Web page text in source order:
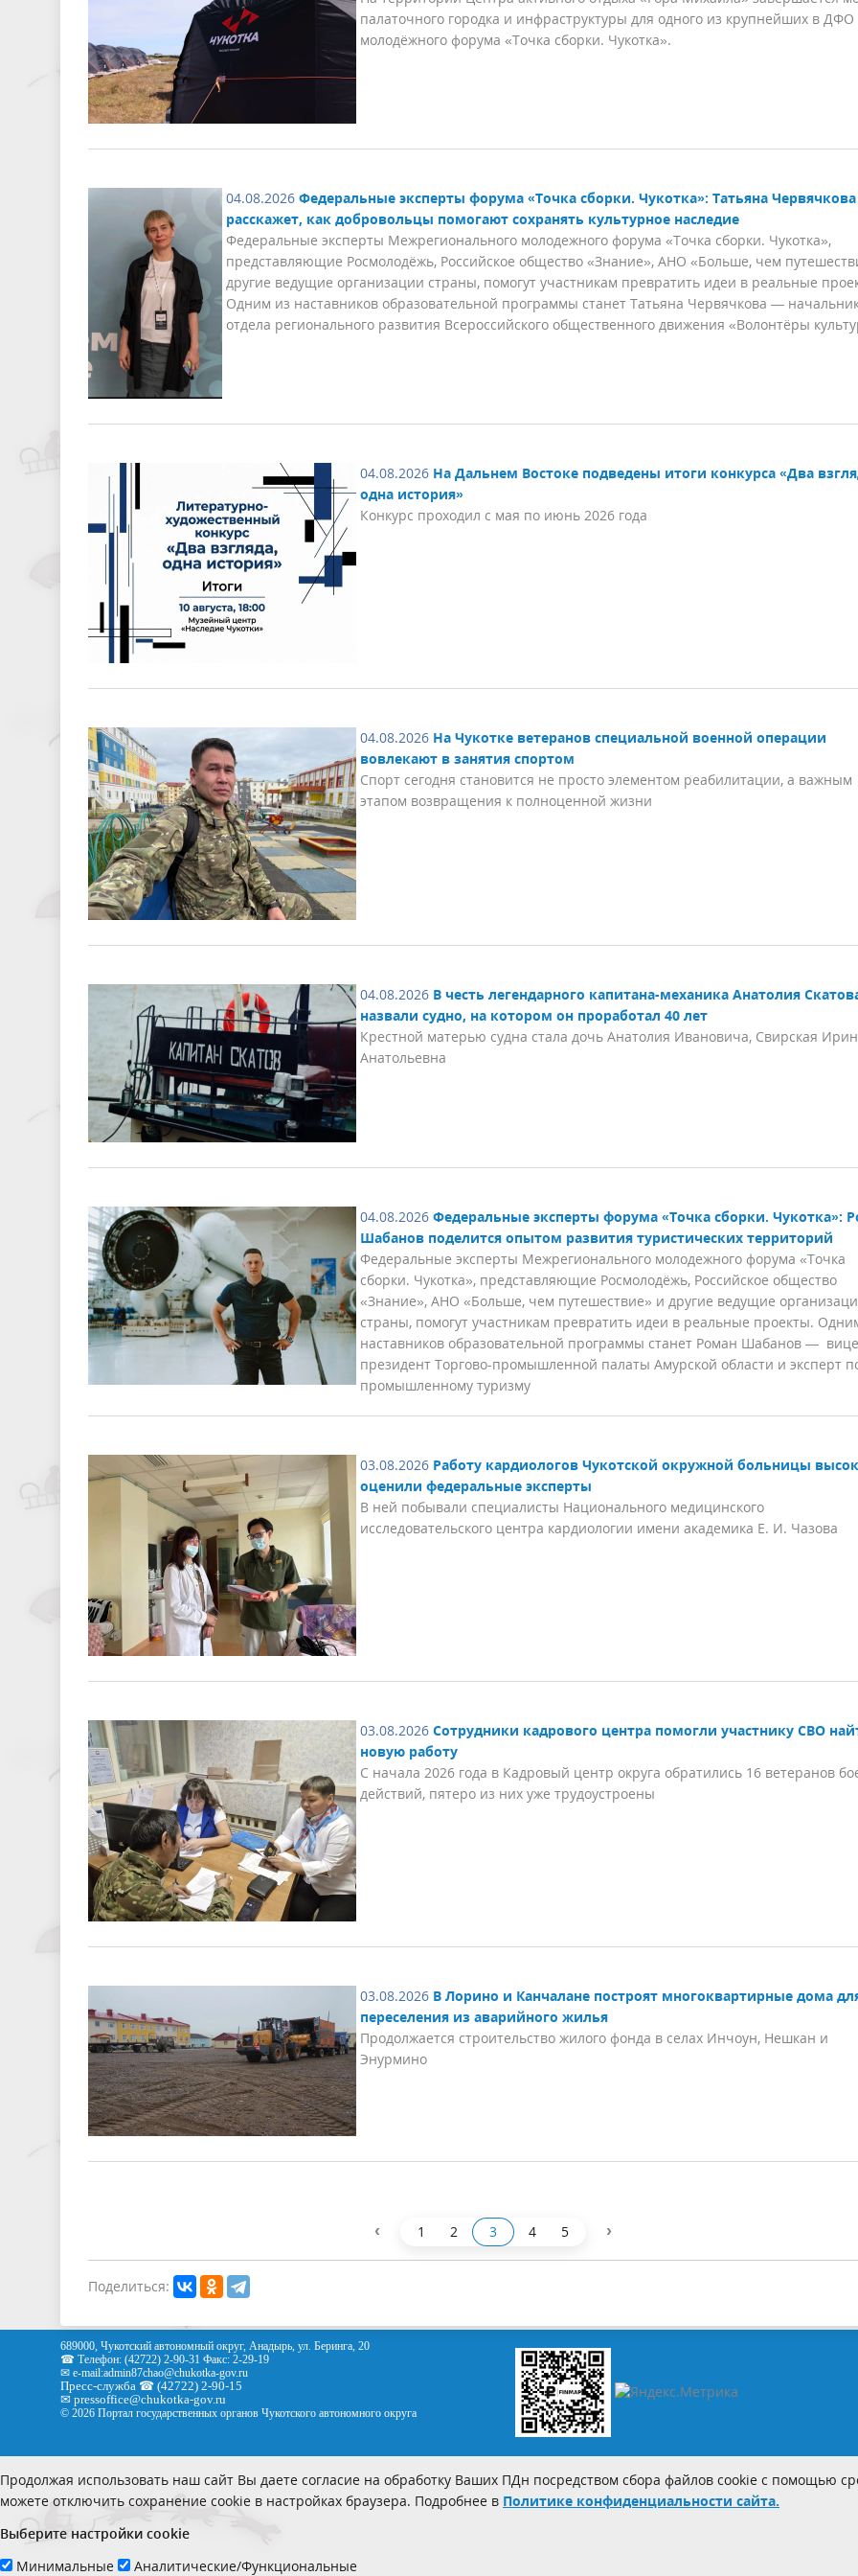
палаточного городка и инфраструктуры для одного из крупнейших в ДФО
молодёжного форума «Точка сборки. Чукотка».
04.08.2026 Федеральные эксперты форума «Точка сборки. Чукотка»: Татьяна Червячкова
расскажет, как добровольцы помогают сохранять культурное наследие
Федеральные эксперты Межрегионального молодежного форума «Точка сборки. Чукотка»,
представляющие Росмолодёжь, Российское общество «Знание», АНО «Больше, чем
другие ведущие организации страны, помогут участникам превратить идеи в реальные
Одним из наставников образовательной программы станет Татьяна Червячкова —
отдела регионального развития Всероссийского общественного движения «Волонтёры
04.08.2026 На Дальнем Востоке подведены итоги конкурса «Два
одна история»
Конкурс проходил с мая по июнь 2026 года
04.08.2026 На Чукотке ветеранов специальной военной операции
вовлекают в занятия спортом
Спорт сегодня становится не просто элементом реабилитации, а важным
этапом возвращения к полноценной жизни
04.08.2026 В честь легендарного капитана-механика Анатолия
назвали судно, на котором он проработал 40 лет
Крестной матерью судна стала дочь Анатолия Ивановича, Свирская
Анатольевна
04.08.2026 Федеральные эксперты форума «Точка сборки. Чукотка»:
Шабанов поделится опытом развития туристических территорий
Федеральные эксперты Межрегионального молодежного форума «Точка
сборки. Чукотка», представляющие Росмолодёжь, Российское общество
«Знание», АНО «Больше, чем путешествие» и другие ведущие
страны, помогут участникам превратить идеи в реальные проекты.
наставников образовательной программы станет Роман Шабанов —
президент Торгово-промышленной палаты Амурской области и эксперт
промышленному туризму
03.08.2026 Работу кардиологов Чукотской окружной больницы
оценили федеральные эксперты
В ней побывали специалисты Национального медицинского
исследовательского центра кардиологии имени академика Е. И. Чазова
03.08.2026 Сотрудники кадрового центра помогли участнику СВО
новую работу
С начала 2026 года в Кадровый центр округа обратились 16 ветеранов
действий, пятеро из них уже трудоустроены
03.08.2026 В Лорино и Канчалане построят многоквартирные дома
переселения из аварийного жилья
Продолжается строительство жилого фонда в селах Инчоун, Нешкан и
Энурмино
‹ 1 2 3 4 5 ›
Поделиться:
689000, Чукотский автономный округ, Анадырь, ул. Беринга, 20
☎ Телефон: (42722) 2-90-31 Факс: 2-29-19
✉ e-mail:admin87chao@chukotka-gov.ru
Пресс-служба ☎ (42722) 2-90-15
✉ pressoffice@chukotka-gov.ru
© 2026 Портал государственных органов Чукотского автономного округа
Продолжая использовать наш сайт Вы даете согласие на обработку Ваших ПДн посредством сбора файлов cookie с помощью
можете отключить сохранение cookie в настройках браузера. Подробнее в Политике конфиденциальности сайта.
Выберите настройки cookie
Минимальные
Аналитические/Функциональные